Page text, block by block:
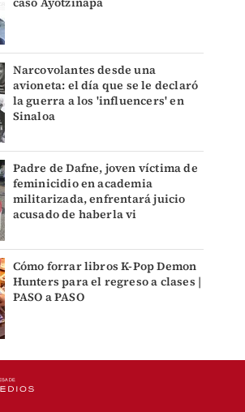
Narcovolantes desde una
avioneta: el día que se le declaró
la guerra a los 'influencers' en
Sinaloa
Padre de Dafne, joven víctima de
feminicidio en academia
militarizada, enfrentará juicio
acusado de haberla vi
Cómo forrar libros K-Pop Demon
Hunters para el regreso a clases |
PASO a PASO